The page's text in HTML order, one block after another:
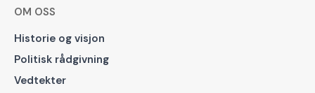
OM OSS
Historie og visjon
Politisk rådgivning
Vedtekter